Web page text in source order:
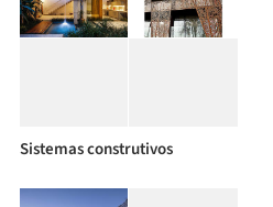
Sistemas construtivos